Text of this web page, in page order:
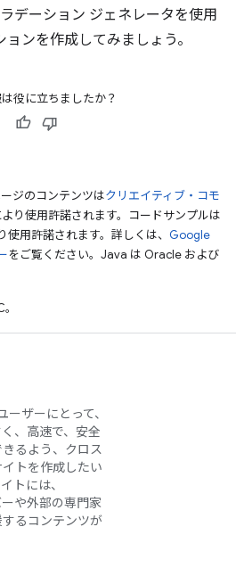
デーション ジェネレータを使用
ンを作成してみましょう。
役に立ちましたか？
ジのコンテンツはクリエイティブ・コモ
より使用許諾されます。コードサンプルは
使用許諾されます。詳しくは、 Google
をご覧ください。Java は Oracle および
ザーにとって、
、高速で、安全
るよう、クロス
トを作成したい
トには、
や外部の専門家
るコンテンツが